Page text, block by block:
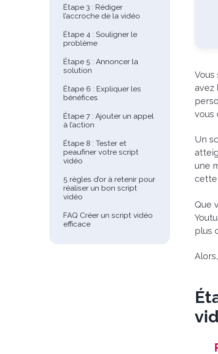
Étape 3 : Rédiger
l’accroche de la vidéo
Étape 4 : Souligner le
problème
Étape 5 : Annoncer la
solution
Étape 6 : Expliquer les
bénéfices
Étape 7 : Ajouter un appel
à l’action
Étape 8 : Tester et
peaufiner votre script
vidéo
5 règles d’or à retenir pour
réaliser un bon script
vidéo
FAQ Créer un script vidéo
efficace
avez
vous
Un
une
Que
plus